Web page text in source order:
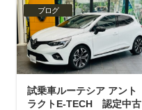
ブログ
試乗車ルーテシア アント
ラクトE-TECH 認定中古